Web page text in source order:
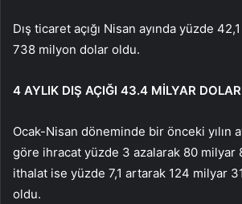
Dış ticaret açığı Nisan ayında yüzde
738 milyon dolar oldu.
4 AYLIK DIŞ AÇIĞI 43.4 MİLYAR DOLAR
Ocak-Nisan döneminde bir önceki yılın
göre ihracat yüzde 3 azalarak 80 milyar
ithalat ise yüzde 7,1 artarak 124 milyar
oldu.